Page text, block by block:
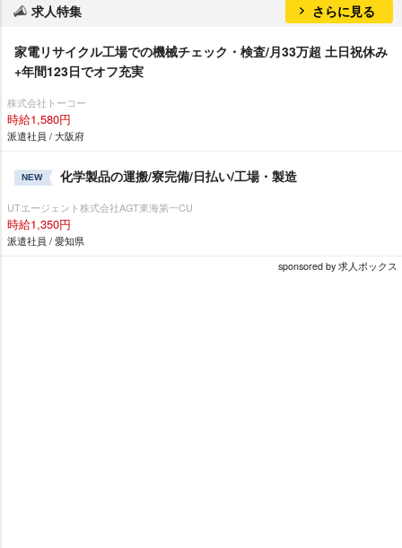
求人特集 さらに見る
家電リサイクル工場での機械チェック・検査/月33万超 土日祝休み
+年間123日でオフ充実
株式会社トーコー
時給1,580円
派遣社員 / 大阪府
NEW 化学製品の運搬/寮完備/日払い/工場・製造
UTエージェント株式会社AGT東海第一CU
時給1,350円
派遣社員 / 愛知県
sponsored by 求人ボックス